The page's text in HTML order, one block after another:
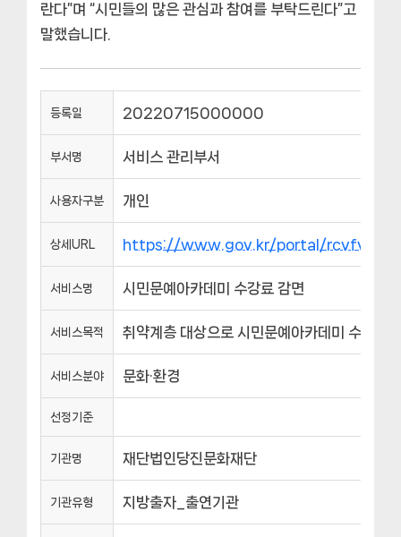
란다”며 “시민들의 많은 관심과 참여를 부탁드린다”고
말했습니다.
등록일 20220715000000
부서명 서비스 관리부서
사용자구분 개인
상세URL https://www.gov.kr/portal/
서비스명 시민문예아카데미 수강료 감면
서비스목적 취약계층 대상으로 시민문예아카데미 수강료
서비스분야 문화·환경
선정기준
기관명 재단법인당진문화재단
기관유형 지방출자_출연기관